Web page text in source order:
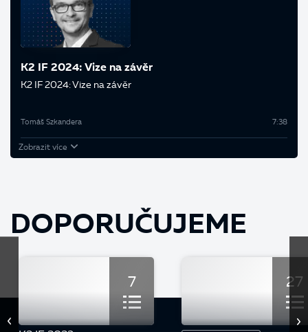
K2 IF 2024: Vize na závěr
K2 IF 2024: Vize na závěr
Tomáš Szkandera 7:38
Zobrazit více
DOPORUČUJEME
7 27